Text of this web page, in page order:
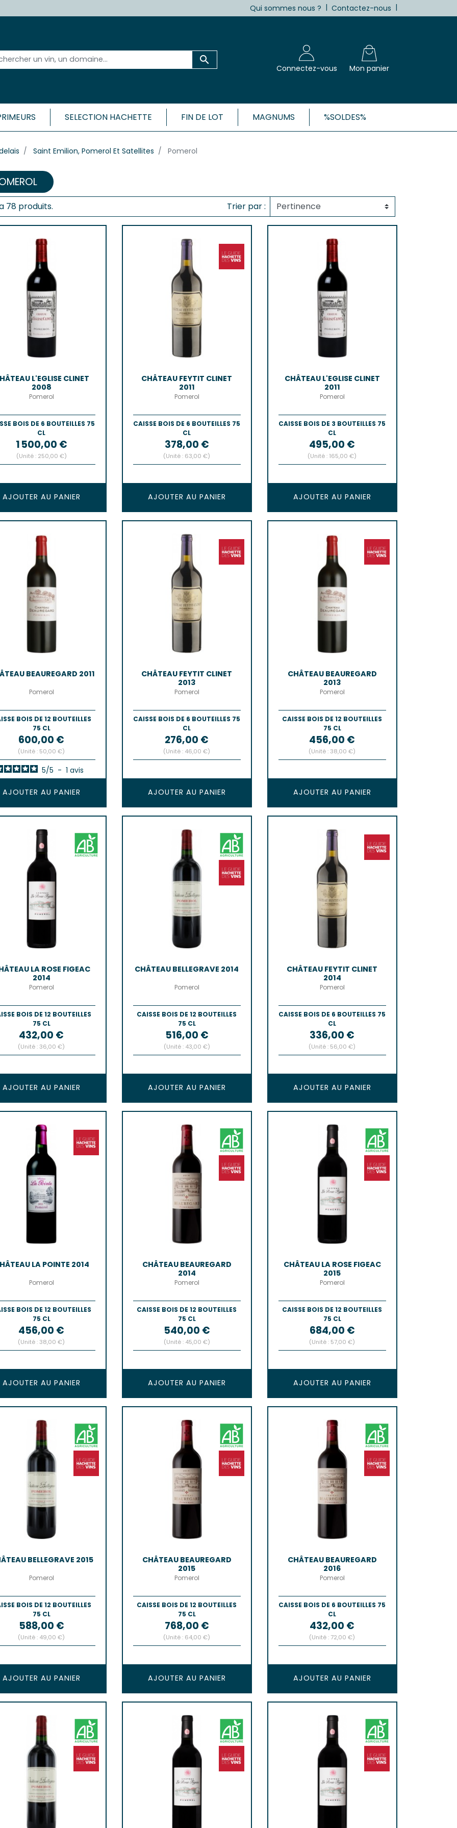
|
Contactez-nous
|
Qui sommes nous ?

Connectez-vous Mon panier
ET SA RÉGION
Médoc
& PESSAC-LÉOGNAN
Léognan
POMEROL ET SATELLITES
De-Pomerol
CÔTES
Bordeaux Rosé
Bordeaux Rouge
Cadillac-Côtes de Bordeaux
Côtes-De-Bordeaux
Côtes-De-Bourg
Côtes-De-Castillon
Crémant de Bordeaux
Francs-Côtes-De-Bordeaux
Premières-Côtes-De-Bordeaux
SAUTERNAIS
Sauternes
SELECTION HACHETTE FIN DE LOT MAGNUMS %SOLDES%
Saint Emilion, Pomerol Et Satellites Pomerol
78 produits. Trier par :
L'EGLISE CLINET
2008
Pomerol
BOIS DE 6 BOUTEILLES 75
CL
Prix
1 500,00 €
(Unité : 250,00 €)
AJOUTER AU PANIER
CHÂTEAU FEYTIT CLINET
2011
Pomerol
CAISSE BOIS DE 6 BOUTEILLES 75
CL
Prix
378,00 €
(Unité : 63,00 €)
AJOUTER AU PANIER
CHÂTEAU L'EGLISE CLINET
2011
Pomerol
CAISSE BOIS DE 3 BOUTEILLES 75
CL
Prix
495,00 €
(Unité : 165,00 €)
AJOUTER AU PANIER
BEAUREGARD 2011
Pomerol
BOIS DE 12 BOUTEILLES
75 CL
Prix
600,00 €
(Unité : 50,00 €)
5/5 - 1avis
AJOUTER AU PANIER
CHÂTEAU FEYTIT CLINET
2013
Pomerol
CAISSE BOIS DE 6 BOUTEILLES 75
CL
Prix
276,00 €
(Unité : 46,00 €)
AJOUTER AU PANIER
CHÂTEAU BEAUREGARD
2013
Pomerol
CAISSE BOIS DE 12 BOUTEILLES
75 CL
Prix
456,00 €
(Unité : 38,00 €)
AJOUTER AU PANIER
LA ROSE FIGEAC
2014
Pomerol
BOIS DE 12 BOUTEILLES
75 CL
Prix
432,00 €
(Unité : 36,00 €)
AJOUTER AU PANIER
CHÂTEAU BELLEGRAVE 2014
Pomerol
CAISSE BOIS DE 12 BOUTEILLES
75 CL
Prix
516,00 €
(Unité : 43,00 €)
AJOUTER AU PANIER
CHÂTEAU FEYTIT CLINET
2014
Pomerol
CAISSE BOIS DE 6 BOUTEILLES 75
CL
Prix
336,00 €
(Unité : 56,00 €)
AJOUTER AU PANIER
LA POINTE 2014
Pomerol
BOIS DE 12 BOUTEILLES
75 CL
Prix
456,00 €
(Unité : 38,00 €)
AJOUTER AU PANIER
CHÂTEAU BEAUREGARD
2014
Pomerol
CAISSE BOIS DE 12 BOUTEILLES
75 CL
Prix
540,00 €
(Unité : 45,00 €)
AJOUTER AU PANIER
CHÂTEAU LA ROSE FIGEAC
2015
Pomerol
CAISSE BOIS DE 12 BOUTEILLES
75 CL
Prix
684,00 €
(Unité : 57,00 €)
AJOUTER AU PANIER
BELLEGRAVE 2015
Pomerol
BOIS DE 12 BOUTEILLES
75 CL
Prix
588,00 €
(Unité : 49,00 €)
AJOUTER AU PANIER
CHÂTEAU BEAUREGARD
2015
Pomerol
CAISSE BOIS DE 12 BOUTEILLES
75 CL
Prix
768,00 €
(Unité : 64,00 €)
AJOUTER AU PANIER
CHÂTEAU BEAUREGARD
2016
Pomerol
CAISSE BOIS DE 6 BOUTEILLES 75
CL
Prix
432,00 €
(Unité : 72,00 €)
AJOUTER AU PANIER